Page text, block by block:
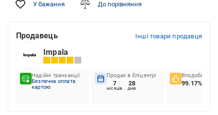
У бажання До порівняння
Продавець Інші товари продавця
Impala
Надійні транзакції
Безпечна оплата
картою
Продає в Епіцентрі
7
місяців
28
днів
Вподобання
99.17%